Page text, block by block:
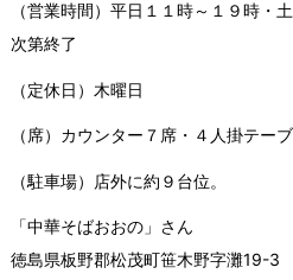
（営業時間）平日１１時～１９時
次第終了
（定休日）木曜日
（席）カウンター７席・４人掛テー
（駐車場）店外に約９台位。
「中華そばおおの」さん
徳島県板野郡松茂町笹木野字灘19-3